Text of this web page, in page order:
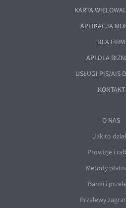
KARTA
APLIKACJA
DLA FIRM
API DLA
USŁUGI PIS/AIS
KONTAKT
O NAS
Jak to
Prowizje i
Metody
Banki i
Przelewy